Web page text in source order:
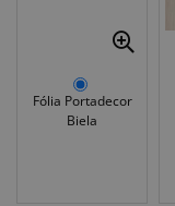
Fólia Portadecor
Biela